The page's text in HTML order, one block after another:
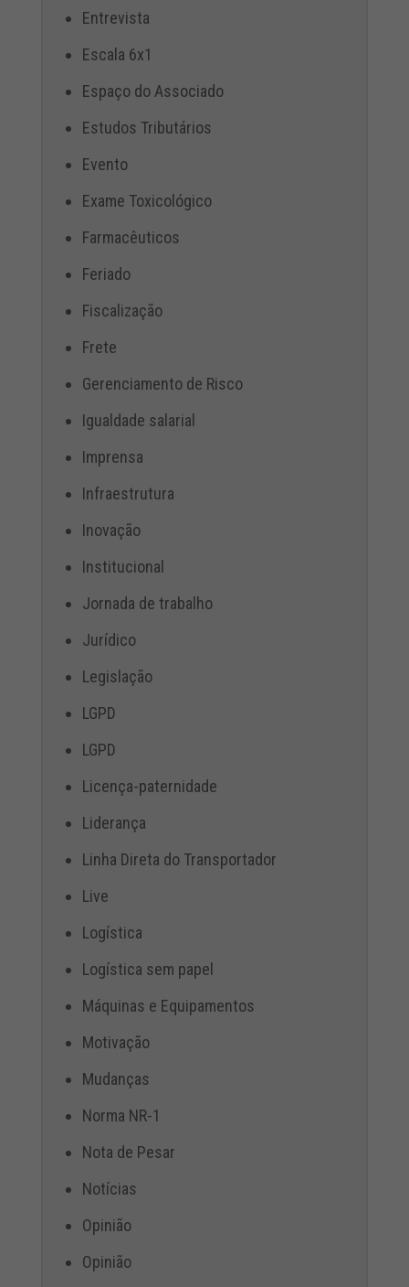
Entrevista
Escala 6x1
Espaço do Associado
Estudos Tributários
Evento
Exame Toxicológico
Farmacêuticos
Feriado
Fiscalização
Frete
Gerenciamento de Risco
Igualdade salarial
Imprensa
Infraestrutura
Inovação
Institucional
Jornada de trabalho
Jurídico
Legislação
LGPD
LGPD
Licença-paternidade
Liderança
Linha Direta do Transportador
Live
Logística
Logística sem papel
Máquinas e Equipamentos
Motivação
Mudanças
Norma NR-1
Nota de Pesar
Notícias
Opinião
Opinião